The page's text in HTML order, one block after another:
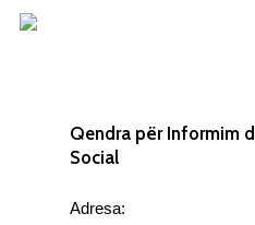
Skip
Qendra për Informim
Social
Adresa: